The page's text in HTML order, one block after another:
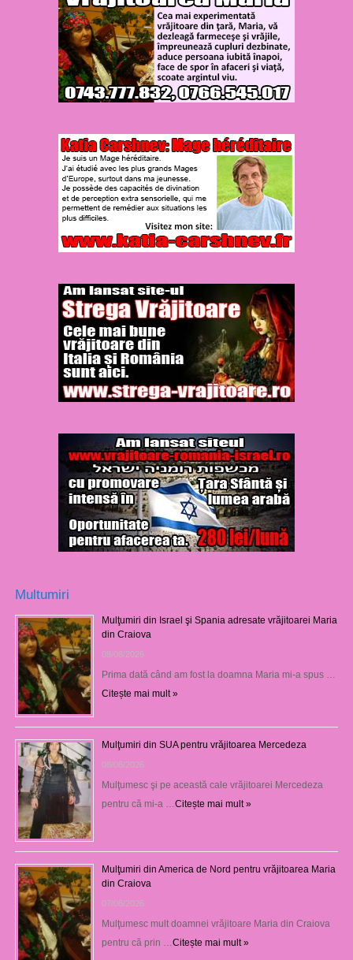
Multumiri
Mulţumiri din Israel şi Spania adresate vrăjitoarei Maria
din Craiova
08/08/2026
Prima dată când am fost la doamna Maria mi-a spus …
Citește mai mult »
Mulţumiri din SUA pentru vrăjitoarea Mercedeza
08/08/2026
Mulţumesc şi pe această cale vrăjitoarei Mercedeza
pentru că mi-a … Citește mai mult »
Mulţumiri din America de Nord pentru vrăjitoarea Maria
din Craiova
07/08/2026
Mulţumesc mult doamnei vrăjitoare Maria din Craiova
pentru că prin … Citește mai mult »